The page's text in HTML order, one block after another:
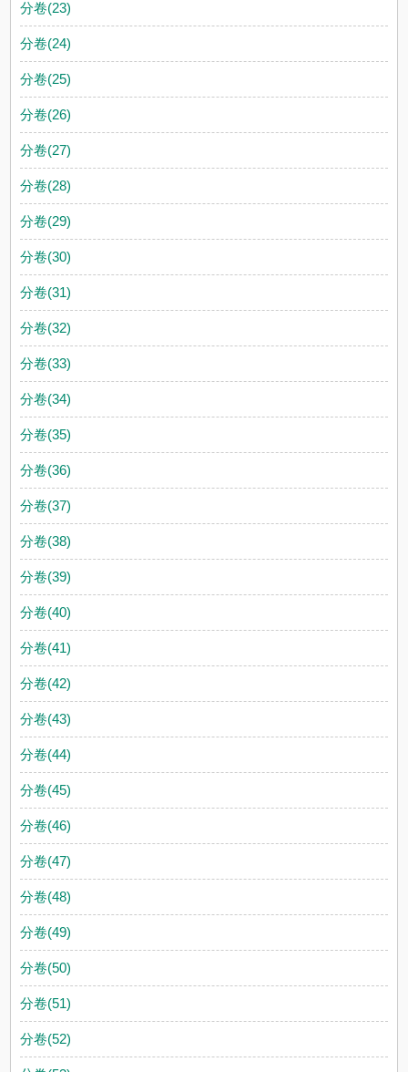
分卷(23)
分卷(24)
分卷(25)
分卷(26)
分卷(27)
分卷(28)
分卷(29)
分卷(30)
分卷(31)
分卷(32)
分卷(33)
分卷(34)
分卷(35)
分卷(36)
分卷(37)
分卷(38)
分卷(39)
分卷(40)
分卷(41)
分卷(42)
分卷(43)
分卷(44)
分卷(45)
分卷(46)
分卷(47)
分卷(48)
分卷(49)
分卷(50)
分卷(51)
分卷(52)